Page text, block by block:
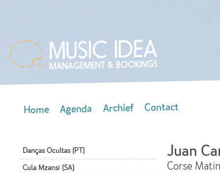
Home Agenda Archief Contact
Danças Ocultas (PT)
Cula Mzansi (SA)
Juan
Corse Matin